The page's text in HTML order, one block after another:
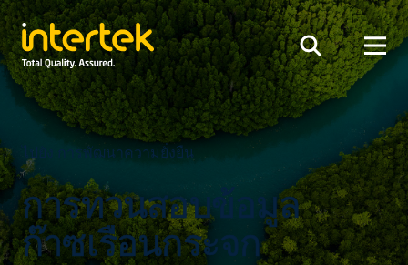
ไปยัง การพัฒนาความยั่งยืน
การทวนสอบข้อมูล
ก๊าซเรือนกระจก